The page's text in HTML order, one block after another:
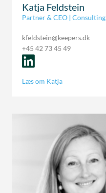
Katja Feldstein
Partner & CEO | Consulting
kfeldstein@keepers.dk
+45 42 73 45 49
Læs om Katja